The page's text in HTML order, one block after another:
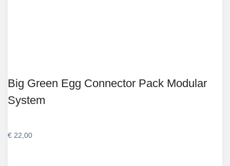
Big Green Egg Connector Pack Modular
System
€ 22,00